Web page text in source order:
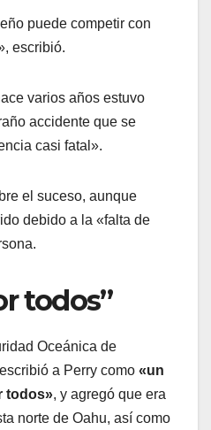
puede competir con
escribió.
varios años estuvo
accidente que se
casi fatal».
el suceso, aunque
debido a la «falta de
todos”
Oceánica de
a Perry como «un
todos», y agregó que era
norte de Oahu, así como